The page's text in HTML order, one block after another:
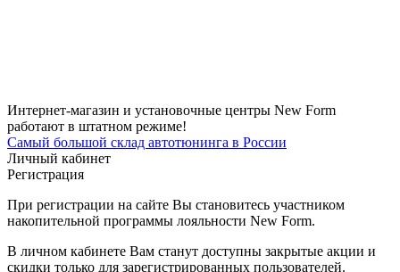
Интернет-магазин и установочные центры New Form
работают в штатном режиме!
Самый большой склад автотюнинга в России
Личный кабинет
Регистрация
При регистрации на сайте Вы становитесь участником
накопительной программы лояльности New Form.
В личном кабинете Вам станут доступны закрытые акции и
скидки только для зарегистрированных пользователей.